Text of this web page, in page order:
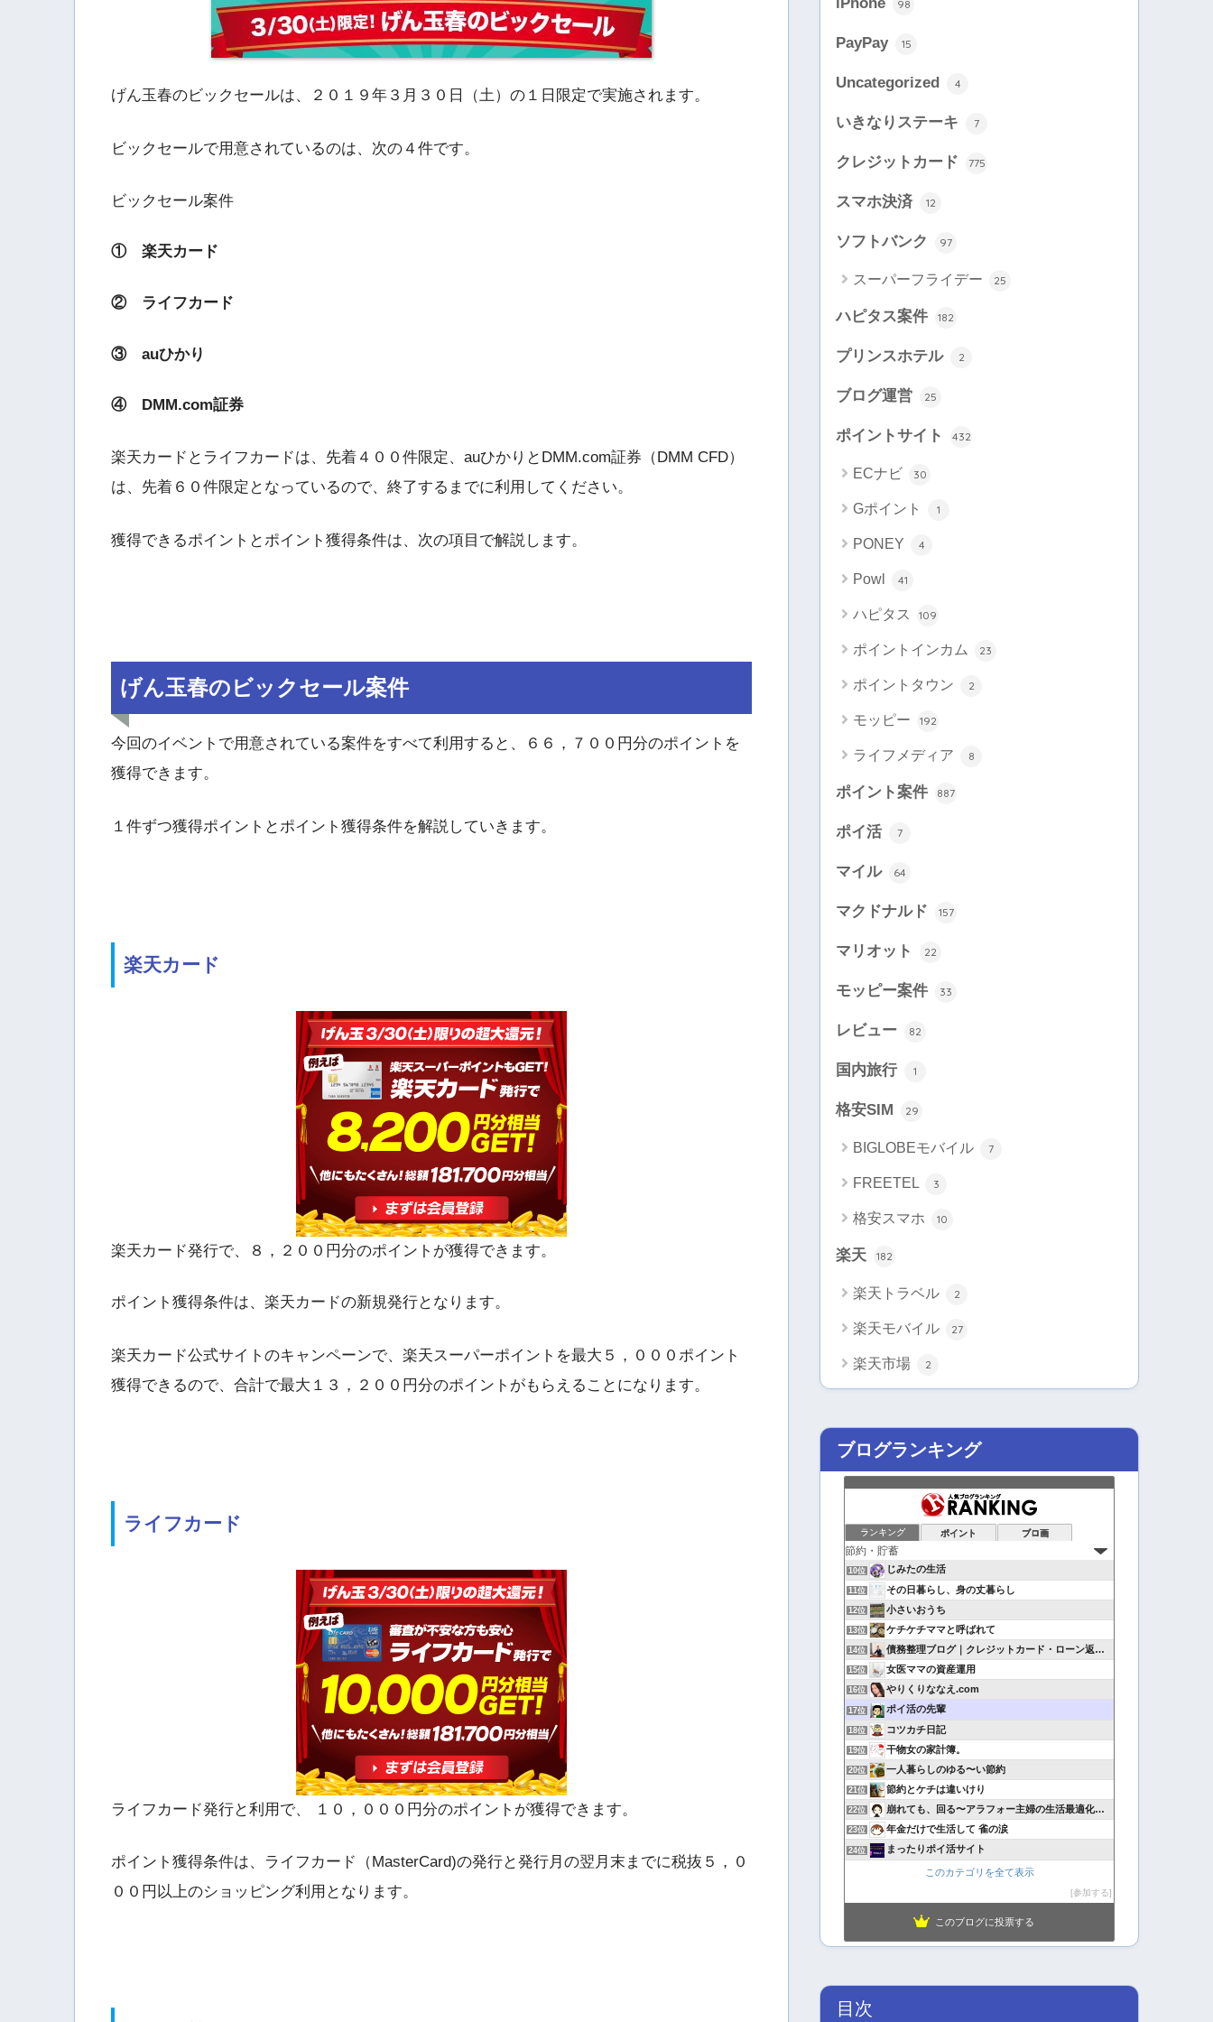
げん玉春のビックセールは、２０１９年３月３０日（土）の１日限定で実施されます。
ビックセールで用意されているのは、次の４件です。
ビックセール案件
① 楽天カード
② ライフカード
③ auひかり
④ DMM.com証券
楽天カードとライフカードは、先着４００件限定、auひかりとDMM.com証券（DMM CFD）
は、先着６０件限定となっているので、終了するまでに利用してください。
獲得できるポイントとポイント獲得条件は、次の項目で解説します。
げん玉春のビックセール案件
今回のイベントで用意されている案件をすべて利用すると、６６，７００円分のポイントを
獲得できます。
１件ずつ獲得ポイントとポイント獲得条件を解説していきます。
楽天カード
楽天カード発行で、８，２００円分のポイントが獲得できます。
ポイント獲得条件は、楽天カードの新規発行となります。
楽天カード公式サイトのキャンペーンで、楽天スーパーポイントを最大５，０００ポイント
獲得できるので、合計で最大１３，２００円分のポイントがもらえることになります。
ライフカード
ライフカード発行と利用で、 １０，０００円分のポイントが獲得できます。
ポイント獲得条件は、ライフカード（MasterCard)の発行と発行月の翌月末までに税抜５，０
００円以上のショッピング利用となります。
iPhone 98
PayPay 15
Uncategorized 4
いきなりステーキ 7
クレジットカード 775
スマホ決済 12
ソフトバンク 97
スーパーフライデー 25
ハピタス案件 182
プリンスホテル 2
ブログ運営 25
ポイントサイト 432
ECナビ 30
Gポイント 1
PONEY 4
Powl 41
ハピタス 109
ポイントインカム 23
ポイントタウン 2
モッピー 192
ライフメディア 8
ポイント案件 887
ポイ活 7
マイル 64
マクドナルド 157
マリオット 22
モッピー案件 33
レビュー 82
国内旅行 1
格安SIM 29
BIGLOBEモバイル 7
FREETEL 3
格安スマホ 10
楽天 182
楽天トラベル 2
楽天モバイル 27
楽天市場 2
ブログランキング
ランキング ポイント ブロ画
10位 じみたの生活
11位 その日暮らし、身の丈暮らし
12位 小さいおうち
13位 ケチケチママと呼ばれて
14位 債務整理ブログ｜クレジットカード・ローン返済で悩んでいる方へ
15位 女医ママの資産運用
16位 やりくりななえ.com
17位 ポイ活の先輩
18位 コツカチ日記
19位 干物女の家計簿。
20位 一人暮らしのゆる〜い節約
21位 節約とケチは違いけり
22位 崩れても、回る〜アラフォー主婦の生活最適化日記
23位 年金だけで生活して 雀の涙
24位 まったりポイ活サイト
このカテゴリを全て表示
参加する
このブログに投票する
目次